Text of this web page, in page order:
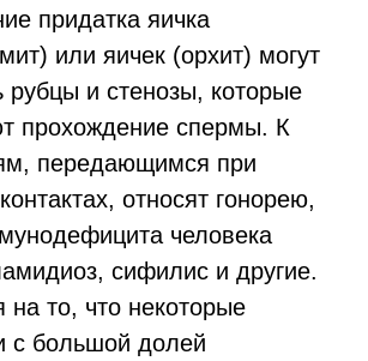
придатка яичка
или яичек (орхит) могут
рубцы и стенозы, которые
прохождение спермы. К
передающимся при
относят гонорею,
человека
сифилис и другие.
на то, что некоторые
с большой долей